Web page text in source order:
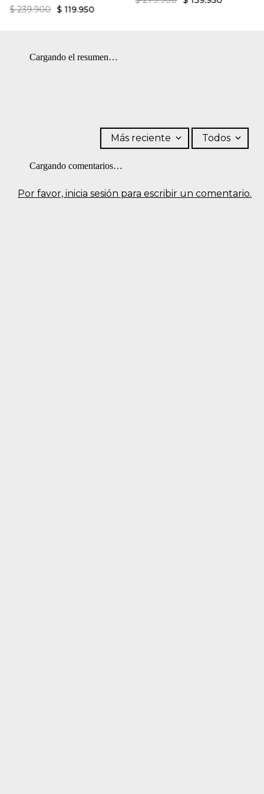
$ 239.900 $ 119.950
Cargando el resumen…
Por favor, inicia sesión para escribir un comentario.
Más reciente Todos
Cargando comentarios…